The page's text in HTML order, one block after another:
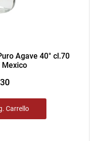
Agave 40° cl.70
Mexico
Carrello